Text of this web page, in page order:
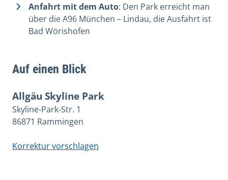
Anfahrt mit dem Auto: Den Park erreicht man
über die A96 München – Lindau, die Ausfahrt ist
Bad Wörishofen
Auf einen Blick
Allgäu Skyline Park
Skyline-Park-Str. 1
86871 Rammingen
Korrektur vorschlagen